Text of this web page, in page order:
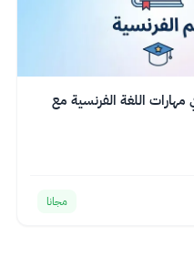
مهارات اللغة الفرنسية مع
مجانا